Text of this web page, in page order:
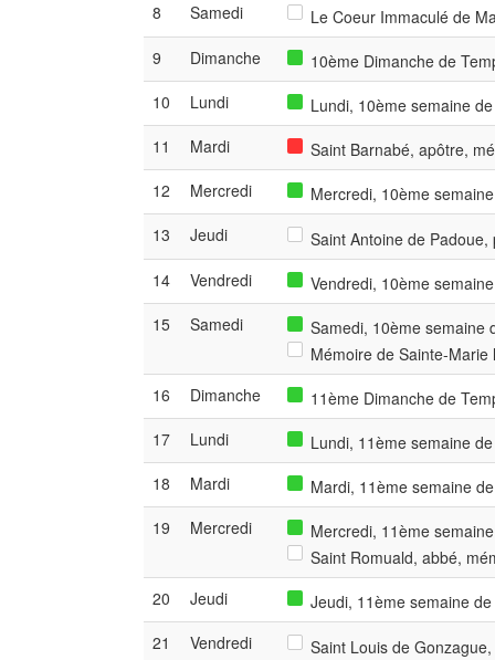
8
Samedi
Le Coeur Immaculé de
9
Dimanche
10ème Dimanche de
10
Lundi
Lundi, 10ème semaine
11
Mardi
Saint Barnabé, apôtre,
12
Mercredi
Mercredi, 10ème
13
Jeudi
Saint Antoine de
14
Vendredi
Vendredi, 10ème
15
Samedi
Samedi, 10ème semaine
Mémoire de Sainte-
16
Dimanche
11ème Dimanche de
17
Lundi
Lundi, 11ème semaine
18
Mardi
Mardi, 11ème semaine
19
Mercredi
Mercredi, 11ème
Saint Romuald, abbé,
20
Jeudi
Jeudi, 11ème semaine
21
Vendredi
Saint Louis de